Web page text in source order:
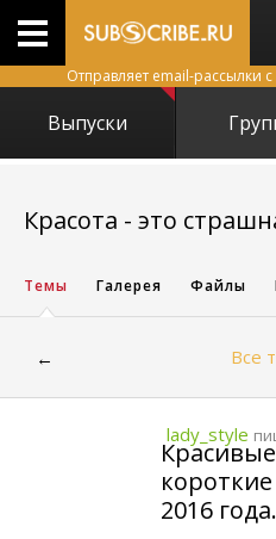
Отправляет email-рассылки
Выпуски
Красота - это
Темы Галерея Файлы
← Все
lady_style
2016